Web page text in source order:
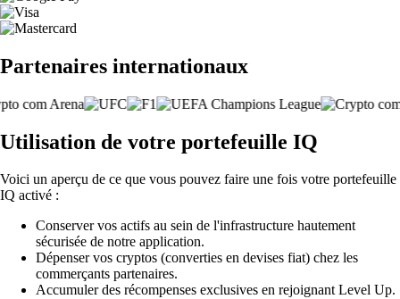
Partenaires internationaux
Utilisation de votre portefeuille IQ
Voici un aperçu de ce que vous pouvez faire une fois votre portefeuille
IQ activé :
Conserver vos actifs au sein de l'infrastructure hautement
sécurisée de notre application.
Dépenser vos cryptos (converties en devises fiat) chez les
commerçants partenaires.
Accumuler des récompenses exclusives en rejoignant Level Up.